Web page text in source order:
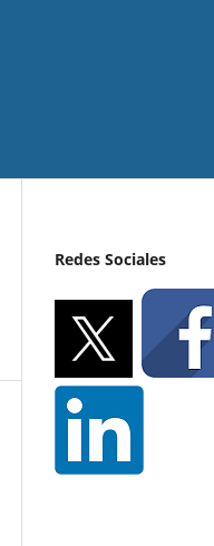
Redes Sociales